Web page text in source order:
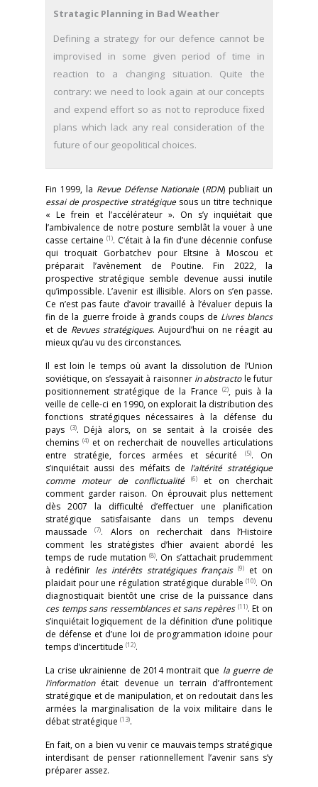
Stratagic Planning in Bad Weather
Defining a strategy for our defence cannot be
improvised in some given period of time in
reaction to a changing situation. Quite the
contrary: we need to look again at our concepts
and expend effort so as not to reproduce fixed
plans which lack any real consideration of the
future of our geopolitical choices.
Fin 1999, la Revue Défense Nationale(RDN) publiait un
essai de prospective stratégiquesous un titre technique
« Le frein et l’accélérateur ». On s’y inquiétait que
l’ambivalence de notre posture semblât la vouer à une
casse certaine (1). C’était à la fin d’une décennie confuse
qui troquait Gorbatchev pour Eltsine à Moscou et
préparait l’avènement de Poutine. Fin 2022, la
prospective stratégique semble devenue aussi inutile
qu’impossible. L’avenir est illisible. Alors on s’en passe.
Ce n’est pas faute d’avoir travaillé à l’évaluer depuis la
fin de la guerre froide à grands coups de Livres blancs
et de Revues stratégiques. Aujourd’hui on ne réagit au
mieux qu’au vu des circonstances.
Il est loin le temps où avant la dissolution de l’Union
soviétique, on s’essayait à raisonner in abstractole futur
positionnement stratégique de la France (2), puis à la
veille de celle-ci en 1990, on explorait la distribution des
fonctions stratégiques nécessaires à la défense du
pays
(3). Déjà alors, on se sentait à la croisée des
chemins (4) et on recherchait de nouvelles articulations
entre stratégie, forces armées et sécurité
(5). On
s’inquiétait aussi des méfaits de l’altérité stratégique
comme moteur de conflictualité
(6)
et on cherchait
comment garder raison. On éprouvait plus nettement
dès 2007 la difficulté d’effectuer une planification
stratégique satisfaisante dans un temps devenu
maussade(7). Alors on recherchait dans l’Histoire
comment les stratégistes d’hier avaient abordé les
temps de rude mutation(8). On s’attachait prudemment
à redéfinir les intérêts stratégiques français (9)
et on
plaidait pour une régulation stratégique durable(10). On
diagnostiquait bientôt une crise de la puissance dans
ces temps sans ressemblances et sans repères (11). Et on
s’inquiétait logiquement de la définition d’une politique
de défense et d’une loi de programmation idoine pour
temps d’incertitude (12).
La crise ukrainienne de 2014 montrait que la guerre de
l’informationétait devenue un terrain d’affrontement
stratégique et de manipulation, et on redoutait dans les
armées la marginalisation de la voix militaire dans le
débat stratégique (13).
En fait, on a bien vu venir ce mauvais temps stratégique
interdisant de penser rationnellement l’avenir sans s’y
préparer assez.